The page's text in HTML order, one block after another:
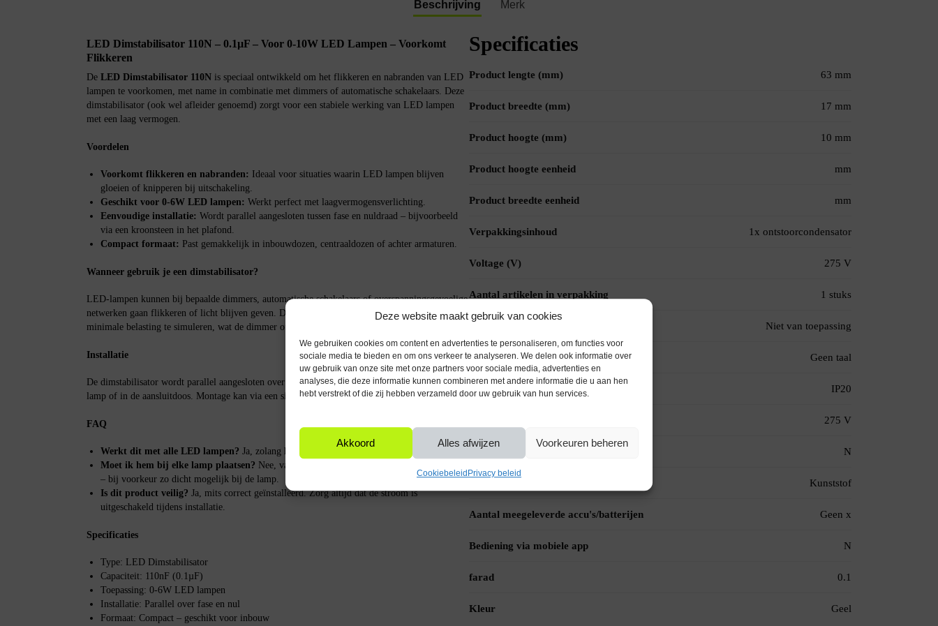
Deze website maakt gebruik van cookies
We gebruiken cookies om content en advertenties te personaliseren, om functies voor
sociale media te bieden en om ons verkeer te analyseren. We delen ook informatie over
uw gebruik van onze site met onze partners voor sociale media, advertenties en
analyses, die deze informatie kunnen combineren met andere informatie die u aan hen
hebt verstrekt of die zij hebben verzameld door uw gebruik van hun services.
Akkoord Alles afwijzen Voorkeuren beheren
Cookiebeleid Privacy beleid
Beschrijving Merk
LED Dimstabilisator 110N – 0.1µF – Voor 0-10W LED Lampen – Voorkomt
Flikkeren
De LED Dimstabilisator 110Nis speciaal ontwikkeld om het flikkeren en nabranden van LED
lampen te voorkomen, met name in combinatie met dimmers of automatische schakelaars. Deze
dimstabilisator (ook wel afleider genoemd) zorgt voor een stabiele werking van LED lampen
met een laag vermogen.
Voordelen
Voorkomt flikkeren en nabranden: Ideaal voor situaties waarin LED lampen blijven
gloeien of knipperen bij uitschakeling.
Geschikt voor 0-6W LED lampen: Werkt perfect met laagvermogensverlichting.
Eenvoudige installatie: Wordt parallel aangesloten tussen fase en nuldraad – bijvoorbeeld
via een kroonsteen in het plafond.
Compact formaat: Past gemakkelijk in inbouwdozen, centraaldozen of achter armaturen.
Wanneer gebruik je een dimstabilisator?
LED-lampen kunnen bij bepaalde dimmers, automatische schakelaars of overspanningsgevoelige
netwerken gaan flikkeren of licht blijven geven. Deze dimstabilisator voorkomt dat door een
minimale belasting te simuleren, wat de dimmer of schakelaar helpt correct te functioneren.
Installatie
De dimstabilisator wordt parallel aangesloten over de schakeldraad en nuldraad, dicht bij de
lamp of in de aansluitdoos. Montage kan via een simpele kroonsteen of lasklem.
FAQ
Werkt dit met alle LED lampen? Ja, zolang het vermogen tussen de 0 en 6 watt ligt.
Moet ik hem bij elke lamp plaatsen? Nee, vaak is één dimstabilisator per groep voldoende
– bij voorkeur zo dicht mogelijk bij de lamp.
Is dit product veilig? Ja, mits correct geïnstalleerd. Zorg altijd dat de stroom is
uitgeschakeld tijdens installatie.
Specificaties
Type: LED Dimstabilisator
Capaciteit: 110nF (0.1µF)
Toepassing: 0-6W LED lampen
Installatie: Parallel over fase en nul
Formaat: Compact – geschikt voor inbouw
Specificaties
Product lengte (mm) 63 mm
Product breedte (mm) 17 mm
Product hoogte (mm) 10 mm
Product hoogte eenheid mm
Product breedte eenheid mm
Verpakkingsinhoud 1x ontstoorcondensator
Voltage (V) 275 V
Aantal artikelen in verpakking 1 stuks
Niet van toepassing
Taal handleiding Geen taal
IP waarde IP20
275 V
Met dimfunctie N
Kunststof
Aantal meegeleverde accu's/batterijen Geen x
Bediening via mobiele app N
farad 0.1
Kleur Geel